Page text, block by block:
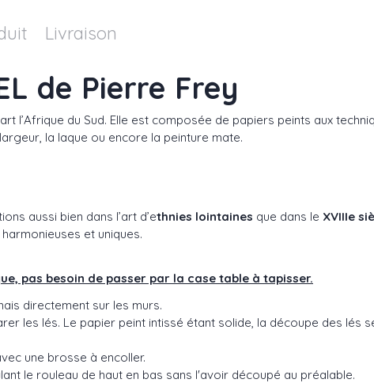
Livraison
de Pierre Frey
l’Afrique du Sud. Elle est composée de papiers peints aux
la laque ou encore la peinture mate.
aussi bien dans l’art d’ethnies lointaines que dans le XVIIIe
et uniques.
pas besoin de passer par la case table à tapisser.
directement sur les murs.
les lés. Le papier peint intissé étant solide, la découpe des lés
une brosse à encoller.
le rouleau de haut en bas sans l'avoir découpé au préalable.